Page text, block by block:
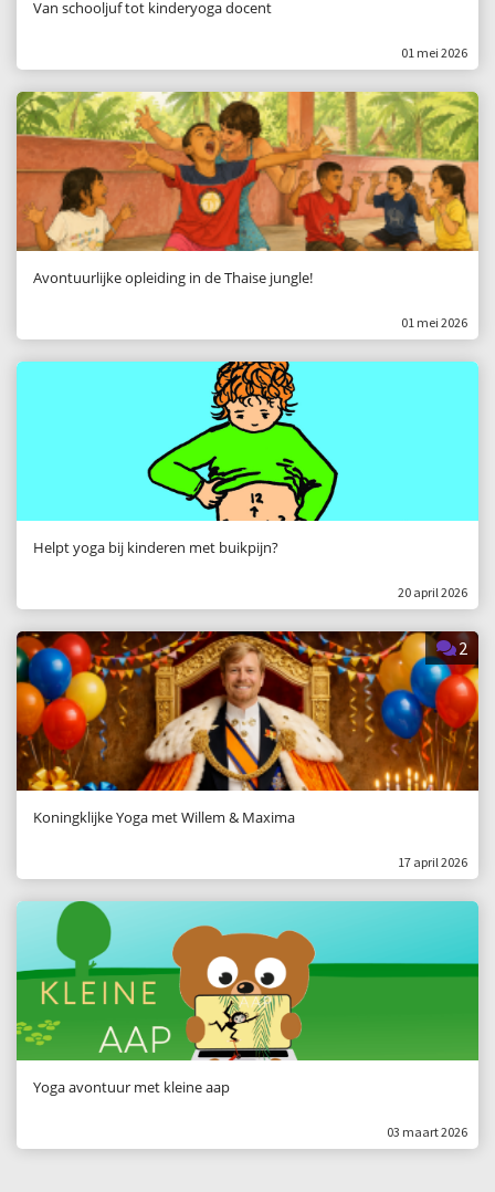
Van schooljuf tot kinderyoga docent
01 mei 2026
Avontuurlijke opleiding in de Thaise jungle!
01 mei 2026
Helpt yoga bij kinderen met buikpijn?
20 april 2026
2
Koningklijke Yoga met Willem & Maxima
17 april 2026
Yoga avontuur met kleine aap
03 maart 2026